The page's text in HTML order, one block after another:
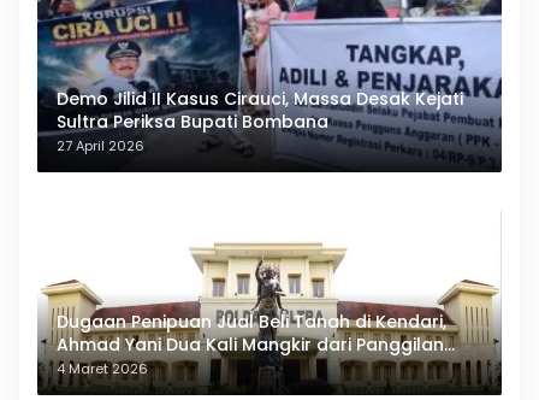
Demo Jilid II Kasus Cirauci, Massa Desak Kejati
Sultra Periksa Bupati Bombana
27 April 2026
Dugaan Penipuan Jual Beli Tanah di Kendari,
Ahmad Yani Dua Kali Mangkir dari Panggilan
Polda Sultra
4 Maret 2026